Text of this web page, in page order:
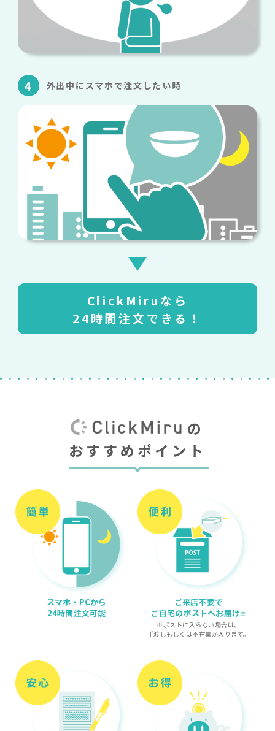
4 外出中にスマホで注文したい時
ClickMiruなら
24時間注文できる！
の
おすすめポイント
スマホ・PCから
24時間注文可能
ご来店不要で
ご自宅のポストへお届け※
※ポストに入らない場合は、
手渡しもしくは不在票が入ります。